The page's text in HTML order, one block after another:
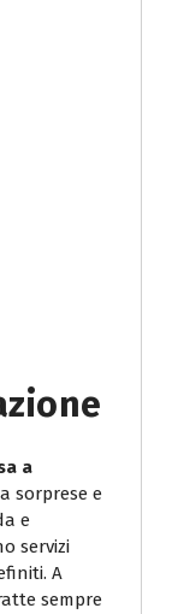
a
sorprese e
e
servizi
A
sempre